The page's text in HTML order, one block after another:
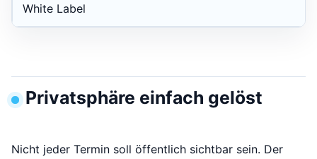
White Label
Privatsphäre einfach gelöst
Nicht jeder Termin soll öffentlich sichtbar sein. Der